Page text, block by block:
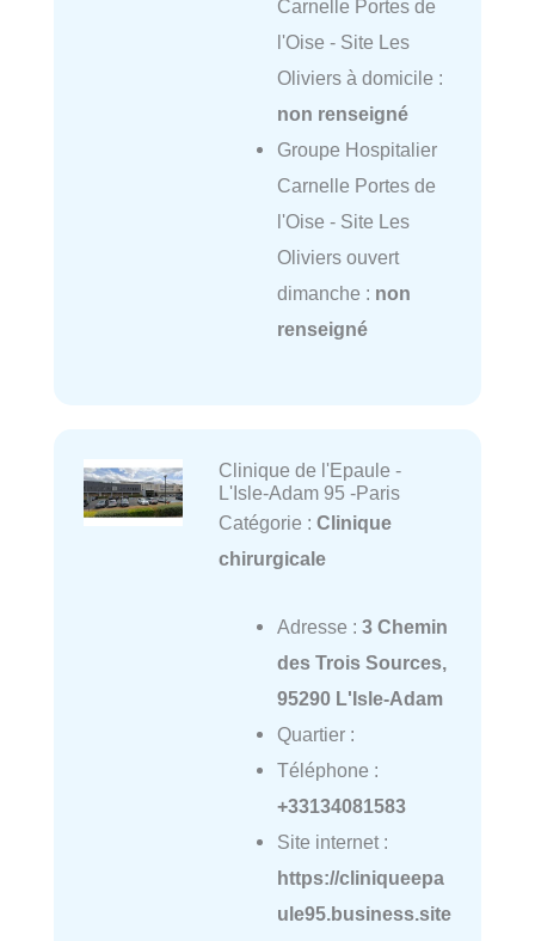
Carnelle Portes de
l'Oise - Site Les
Oliviers à domicile :
non renseigné
Groupe Hospitalier
Carnelle Portes de
l'Oise - Site Les
Oliviers ouvert
dimanche : non
renseigné
Clinique de l'Epaule -
L'Isle-Adam 95 -Paris
Catégorie : Clinique
chirurgicale
Adresse : 3 Chemin
des Trois Sources,
95290 L'Isle-Adam
Quartier :
Téléphone :
+33134081583
Site internet :
https://cliniqueepa
ule95.business.site